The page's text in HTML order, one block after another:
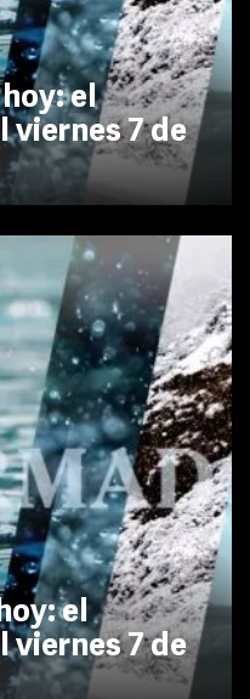
el
viernes 7 de
el
viernes 7 de